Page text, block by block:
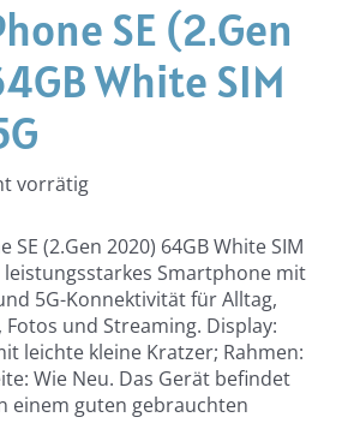
SE (2.Gen
White SIM
vorrätig
SE (2.Gen 2020) 64GB White SIM
leistungsstarkes Smartphone mit
5G-Konnektivität für Alltag,
und Streaming. Display:
leichte kleine Kratzer; Rahmen:
Wie Neu. Das Gerät befindet
einem guten gebrauchten